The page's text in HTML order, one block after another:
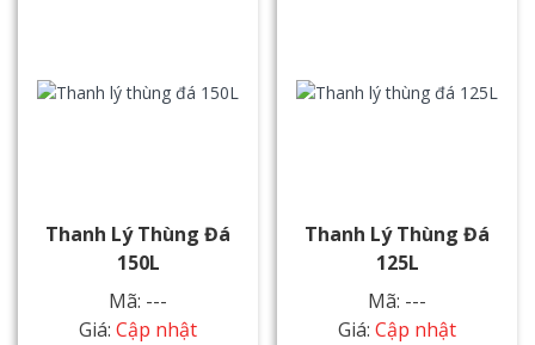
Thanh Lý Thùng Đá
150L
Mã: ---
Giá: Cập nhật
Thanh Lý Thùng Đá
125L
Mã: ---
Giá: Cập nhật